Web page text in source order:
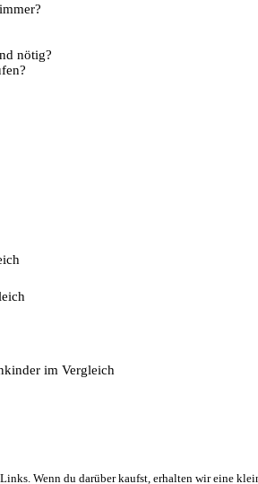
nötig?
im Vergleich
Wenn du darüber kaufst, erhalten wir eine